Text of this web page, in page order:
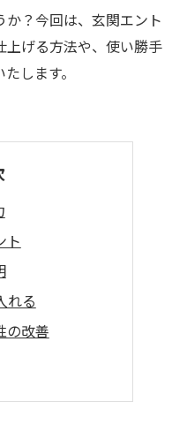
？今回は、玄関エント
上げる方法や、使い勝手
します。
ト
れる
の改善